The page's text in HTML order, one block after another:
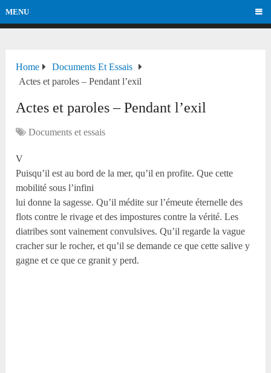
MENU
Home
Documents Et Essais
Actes et paroles – Pendant l’exil
Actes et paroles – Pendant l’exil
Documents et essais
V
Puisqu’il est au bord de la mer, qu’il en profite. Que cette
mobilité sous l’infini
lui donne la sagesse. Qu’il médite sur l’émeute éternelle des
flots contre le rivage et des impostures contre la vérité. Les
diatribes sont vainement convulsives. Qu’il regarde la vague
cracher sur le rocher, et qu’il se demande ce que cette salive y
gagne et ce que ce granit y perd.